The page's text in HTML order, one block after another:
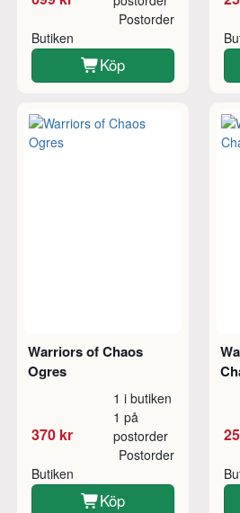
Butiken
Postorder
Köp
Warriors of Chaos
Ogres
370 kr
1 i butiken
1 på
postorder
Butiken
Postorder
Köp